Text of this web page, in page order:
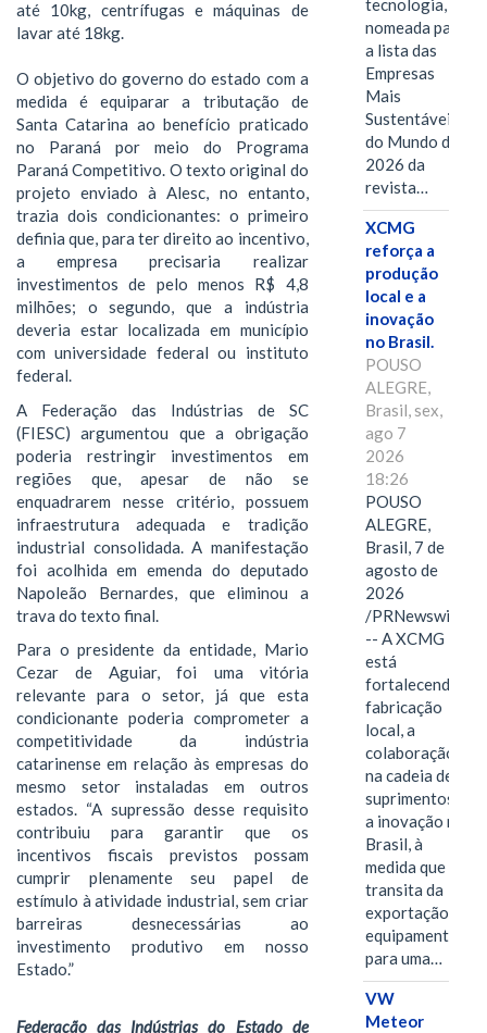
até 10kg, centrífugas e máquinas de
lavar até 18kg.
O objetivo do governo do estado com a
medida é equiparar a tributação de
Santa Catarina ao benefício praticado
no Paraná por meio do Programa
Paraná Competitivo. O texto original do
projeto enviado à Alesc, no entanto,
trazia dois condicionantes: o primeiro
definia que, para ter direito ao incentivo,
a empresa precisaria realizar
investimentos de pelo menos R$ 4,8
milhões; o segundo, que a indústria
deveria estar localizada em município
com universidade federal ou instituto
federal.
A Federação das Indústrias de SC
(FIESC) argumentou que a obrigação
poderia restringir investimentos em
regiões que, apesar de não se
enquadrarem nesse critério, possuem
infraestrutura adequada e tradição
industrial consolidada. A manifestação
foi acolhida em emenda do deputado
Napoleão Bernardes, que eliminou a
trava do texto final.
Para o presidente da entidade, Mario
Cezar de Aguiar, foi uma vitória
relevante para o setor, já que esta
condicionante poderia comprometer a
competitividade da indústria
catarinense em relação às empresas do
mesmo setor instaladas em outros
estados. “A supressão desse requisito
contribuiu para garantir que os
incentivos fiscais previstos possam
cumprir plenamente seu papel de
estímulo à atividade industrial, sem criar
barreiras desnecessárias ao
investimento produtivo em nosso
Estado.”
Federação das Indústrias do Estado de
tecnologia, foi
nomeada para
a lista das
Empresas
Mais
Sustentáveis
do Mundo de
2026 da
revista…
XCMG
reforça a
produção
local e a
inovação
no Brasil.
POUSO
ALEGRE,
Brasil, sex,
ago 7
2026
18:26
POUSO
ALEGRE,
Brasil, 7 de
agosto de
2026
/PRNewswire/
-- A XCMG
está
fortalecendo a
fabricação
local, a
colaboração
na cadeia de
suprimentos e
a inovação no
Brasil, à
medida que
transita da
exportação de
equipamentos
para uma…
VW
Meteor